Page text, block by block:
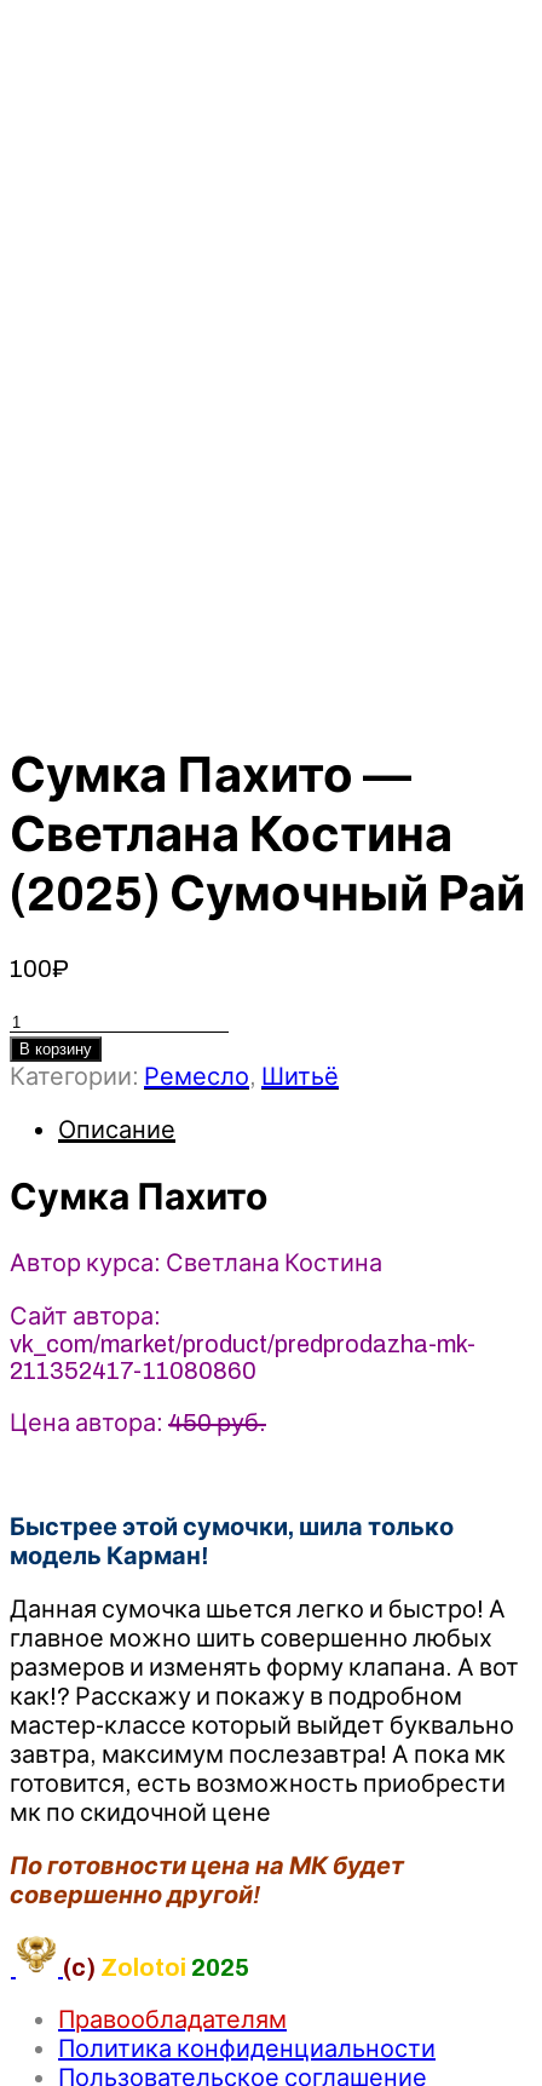
Сумка Пахито —
Светлана Костина
(2025) Сумочный Рай
100₽
Количество
товара
Сумка
Костина
(2025)
Сумочный
Рай
В корзину
Категории: Ремесло, Шитьё
Описание
Сумка Пахито
Автор курса: Светлана Костина
Сайт автора:
vk_com/market/product/predprodazha-mk-
211352417-11080860
Цена автора: 450 руб.
Быстрее этой сумочки, шила только
модель Карман!
Данная сумочка шьется легко и быстро! А
главное можно шить совершенно любых
размеров и изменять форму клапана. А вот
как!? Расскажу и покажу в подробном
мастер-классе который выйдет буквально
завтра, максимум послезавтра! А пока мк
готовится, есть возможность приобрести
мк по скидочной цене
По готовности цена на МК будет
совершенно другой!
(c) Zolotoi 2025
Правообладателям
Политика конфиденциальности
Пользовательское соглашение